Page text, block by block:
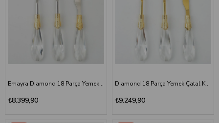
Emayra Diamond 18 Parça Yemek Çatal Kaşık Bıçak Seti | Altın
₺8.399,90
Diamond 18 Parça Yemek Çatal Kaşık Bıçak Seti | Altın Titanyum
₺9.249,90